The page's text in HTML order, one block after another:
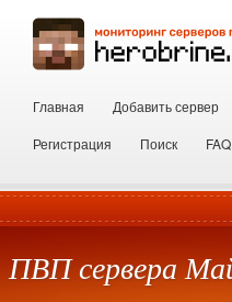
Главная Добавить сервер
Регистрация
Поиск FAQ
ПВП сервера